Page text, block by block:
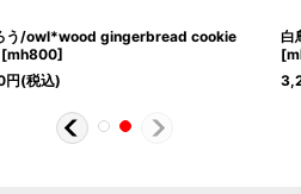
う/owl*wood gingerbread cookie
[mh800]
円(税込)
白
[